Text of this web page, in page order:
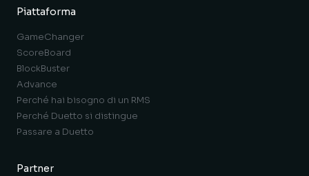
Piattaforma
GameChanger
ScoreBoard
BlockBuster
Advance
Perché hai bisogno di un RMS
Perché Duetto si distingue
Passare a Duetto
Partner